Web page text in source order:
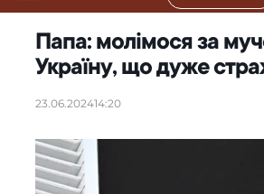
Папа: молімося за
Україну, що дуже
23.06.202414:20